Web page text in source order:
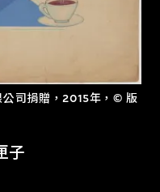
司捐贈，2015年，© 版
子